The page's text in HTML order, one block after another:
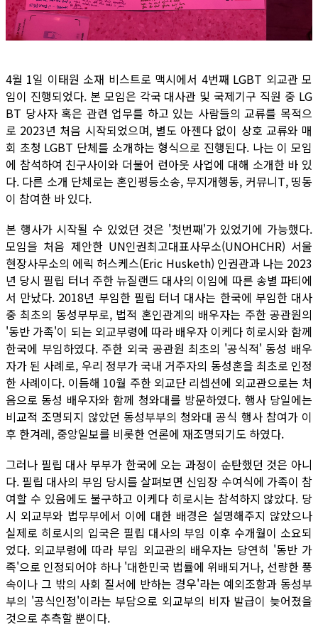
4월 1일 이태원 소재 비스트로 맥시에서 4번째 LGBT 외교관 모
임이 진행되었다. 본 모임은 각국 대사관 및 국제기구 직원 중 LG
BT 당사자 혹은 관련 업무를 하고 있는 사람들의 교류를 목적으
로 2023년 처음 시작되었으며, 별도 아젠다 없이 상호 교류와 매
회 초청 LGBT 단체를 소개하는 형식으로 진행된다. 나는 이 모임
에 참석하여 친구사이와 더불어 런아웃 사업에 대해 소개한 바 있
다. 다른 소개 단체로는 혼인평등소송, 무지개행동, 커뮤니T, 띵동
이 참여한 바 있다.
본 행사가 시작될 수 있었던 것은 '첫번째'가 있었기에 가능했다.
모임을 처음 제안한 UN인권최고대표사무소(UNOHCHR) 서울
현장사무소의 에릭 허스케스(Eric Husketh) 인권관과 나는 2023
년 당시 필립 터너 주한 뉴질랜드 대사의 이임에 따른 송별 파티에
서 만났다. 2018년 부임한 필립 터너 대사는 한국에 부임한 대사
중 최초의 동성부부로, 법적 혼인관계의 배우자는 주한 공관원의
'동반 가족'이 되는 외교부령에 따라 배우자 이케다 히로시와 함께
한국에 부임하였다. 주한 외국 공관원 최초의 '공식적' 동성 배우
자가 된 사례로, 우리 정부가 국내 거주자의 동성혼을 최초로 인정
한 사례이다. 이듬해 10월 주한 외교단 리셉션에 외교관으로는 처
음으로 동성 배우자와 함께 청와대를 방문하였다. 행사 당일에는
비교적 조명되지 않았던 동성부부의 청와대 공식 행사 참여가 이
후 한겨레, 중앙일보를 비롯한 언론에 재조명되기도 하였다.
그러나 필립 대사 부부가 한국에 오는 과정이 순탄했던 것은 아니
다. 필립 대사의 부임 당시를 살펴보면 신임장 수여식에 가족이 참
여할 수 있음에도 불구하고 이케다 히로시는 참석하지 않았다. 당
시 외교부와 법무부에서 이에 대한 배경은 설명해주지 않았으나
실제로 히로시의 입국은 필립 대사의 부임 이후 수개월이 소요되
었다. 외교부령에 따라 부임 외교관의 배우자는 당연히 '동반 가
족'으로 인정되어야 하나 '대한민국 법률에 위배되거나, 선량한 풍
속이나 그 밖의 사회 질서에 반하는 경우'라는 예외조항과 동성부
부의 '공식인정'이라는 부담으로 외교부의 비자 발급이 늦어졌을
것으로 추측할 뿐이다.